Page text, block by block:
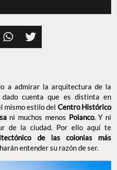
a admirar la arquitectura de la
cuenta que es distinta en
mismo estilo del Centro Histórico
ni muchos menos Polanco. Y ni
de la ciudad. Por ello aquí te
de las colonias más
entender su razón de ser.